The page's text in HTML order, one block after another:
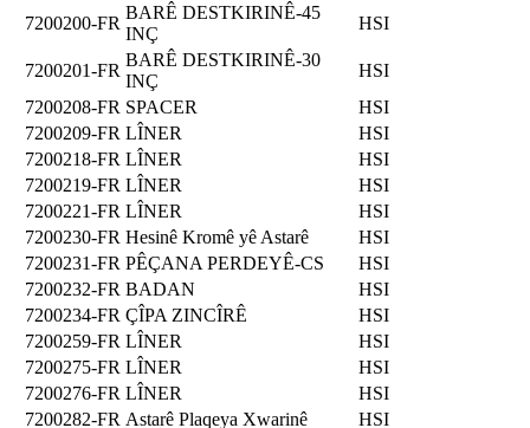
7200200-FR
BARÊ DESTKIRINÊ-45
INÇ
HSI
7200201-FR
BARÊ DESTKIRINÊ-30
INÇ
HSI
7200208-FR SPACER
HSI
7200209-FR LÎNER
HSI
7200218-FR LÎNER
HSI
7200219-FR LÎNER
HSI
7200221-FR LÎNER
HSI
7200230-FR Hesinê Kromê yê Astarê
HSI
7200231-FR PÊÇANA PERDEYÊ-CS
HSI
7200232-FR BADAN
HSI
7200234-FR ÇÎPA ZINCÎRÊ
HSI
7200259-FR LÎNER
HSI
7200275-FR LÎNER
HSI
7200276-FR LÎNER
HSI
7200282-FR Astarê Plaqeya Xwarinê
HSI